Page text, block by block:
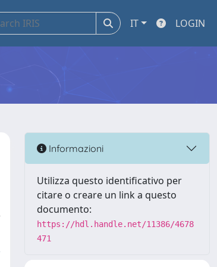
IT LOGIN
Informazioni
Utilizza questo identificativo per
citare o creare un link a questo
documento:
https://hdl.handle.net/11386/4678
471